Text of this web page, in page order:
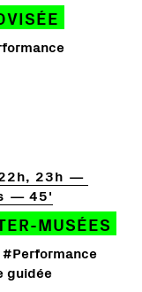
23h
45'
MUSÉES
#Performance
guidée